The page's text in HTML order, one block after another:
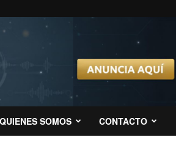
QUIENES SOMOS CONTACTO